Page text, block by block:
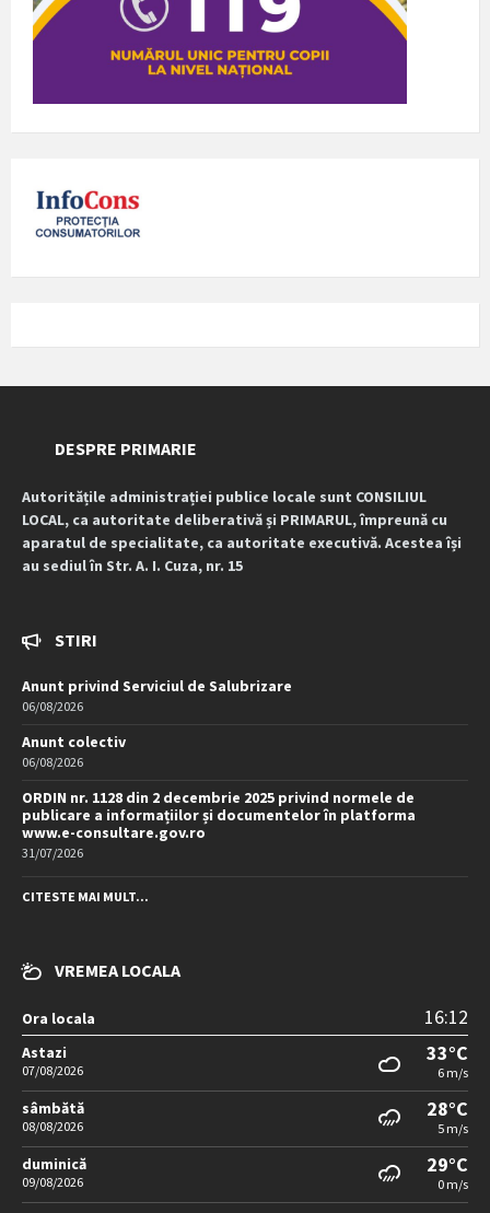
DESPRE PRIMARIE
Autoritățile administrației publice locale sunt CONSILIUL
LOCAL, ca autoritate deliberativă și PRIMARUL, împreună cu
aparatul de specialitate, ca autoritate executivă. Acestea își
au sediul în Str. A. I. Cuza, nr. 15
STIRI
Anunt privind Serviciul de Salubrizare
06/08/2026
Anunt colectiv
06/08/2026
ORDIN nr. 1128 din 2 decembrie 2025 privind normele de
publicare a informațiilor și documentelor în platforma
www.e-consultare.gov.ro
31/07/2026
CITESTE MAI MULT...
VREMEA LOCALA
Ora locala 16:12
Astazi
07/08/2026
33°C
6 m/s
sâmbătă
08/08/2026
28°C
5 m/s
duminică
09/08/2026
29°C
0 m/s